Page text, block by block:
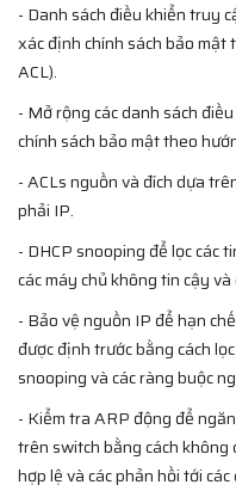
- Danh sách điều khiển truy
xác định chính sách bảo mật
ACL).
- Mở rộng các danh sách
chính sách bảo mật theo
- ACLs nguồn và đích dựa
phải IP.
- DHCP snooping để lọc các
các máy chủ không tin cậy và
- Bảo vệ nguồn IP để hạn
được định trước bằng cách
snooping và các ràng buộc
- Kiểm tra ARP động để
trên switch bằng cách
hợp lệ và các phản hồi tới